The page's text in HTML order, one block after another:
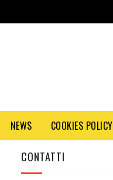
NEWS COOKIES POLICY
CONTATTI